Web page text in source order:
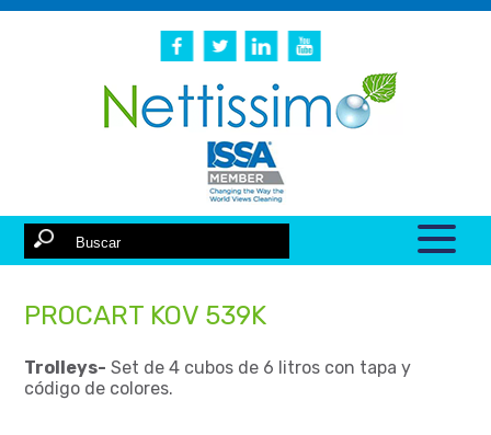
PROCART KOV 539K
Trolleys- Set de 4 cubos de 6 litros con tapa y
código de colores.